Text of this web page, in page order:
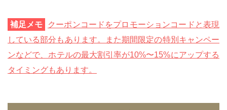
補足メモ
クーポンコードをプロモーションコードと表現
している部分もあります。また期間限定の特別キャンペー
ンなどで、ホテルの最大割引率が10%〜15%にアップする
タイミングもあります。